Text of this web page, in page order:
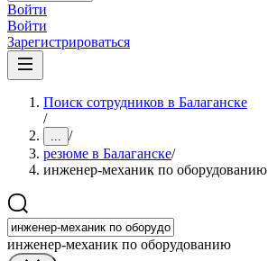
Войти
Войти
Зарегистрироваться
Поиск сотрудников в Балаганске
/
... /
резюме в Балаганске/
инженер-механик по оборудованию
инженер-механик по оборудованию